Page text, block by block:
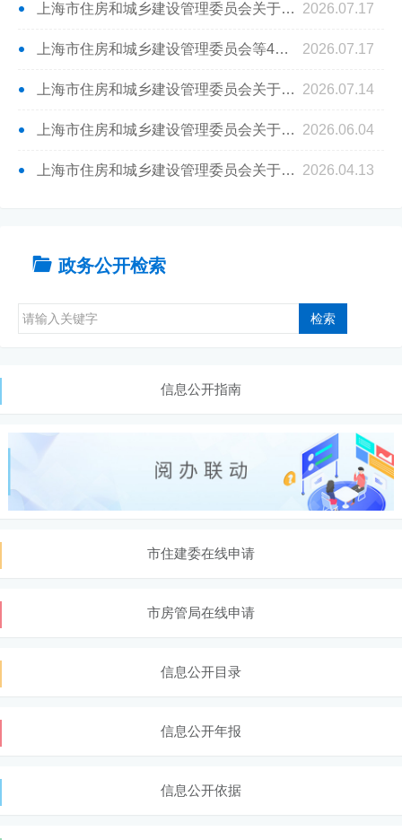
上海市住房和城乡建设管理委员会关于印发《上海市建设工程消防设计审查验收技术服务管理办法》的通知 2026.07.17
上海市住房和城乡建设管理委员会等4部门关于延长《关于本市城市基础设施配套费征收标准和使用范围等有关事项的通知》有效期的通知 2026.07.17
上海市住房和城乡建设管理委员会关于印发《上海市建设工程行政处罚裁量基准（2026年版）》的通知 2026.07.14
上海市住房和城乡建设管理委员会关于延长《上海市建设工程勘察设计单位项目主要负责人工程质量违法违规行为记分管理办法》有效期的通知 2026.06.04
上海市住房和城乡建设管理委员会关于印发《上海市危险性较大的分部分项工程专家论证管理办法》的通知 2026.04.13
政务公开检索
检索
信息公开指南
市住建委在线申请
市房管局在线申请
信息公开目录
信息公开年报
信息公开依据